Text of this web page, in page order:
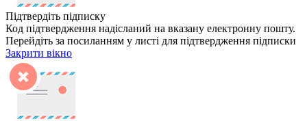
Підтвердіть підписку
Код підтвердження надісланий на вказану електронну пошту.
Перейдіть за посиланням у листі для підтвердження підписки
Закрити вікно